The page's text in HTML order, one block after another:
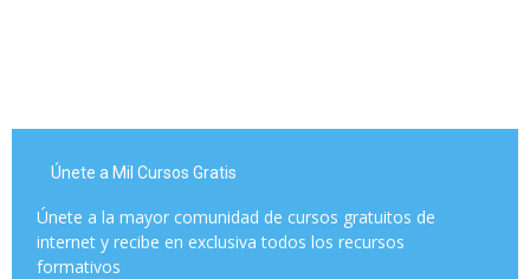
Únete a Mil Cursos Gratis
Únete a la mayor comunidad de cursos gratuitos de
internet y recibe en exclusiva todos los recursos
formativos